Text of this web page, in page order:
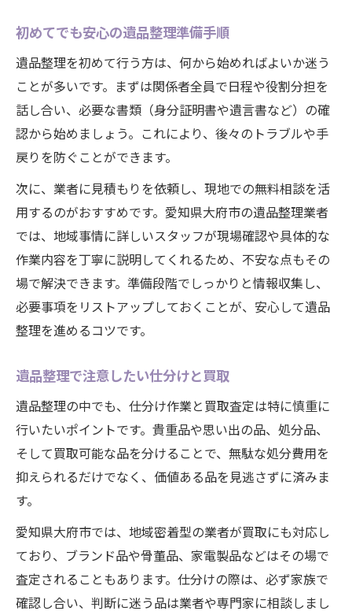
買取可能な遺品と不可な遺品の見極め
遺品整理の買取でトラブルを防ぐ方法
誰でもわかる遺品整理の全体像と準備方法
遺品整理の全体の流れをやさしく解説
遺品整理開始前に必要な準備リスト
遺品整理の仕分けと分別のコツ紹介
遺品整理後の査定・買取の基本知識
スムーズな遺品整理を叶える実践的なコツ
遺品整理の効率アップ術を徹底解説
遺品整理時の無駄を省く段取りの工夫
遺品整理で家族の負担を減らす方法
遺品整理で買取査定を活用するコツ
初めてでも安心の遺品整理準備手順
遺品整理を初めて行う方は、何から始めればよいか迷う
ことが多いです。まずは関係者全員で日程や役割分担を
話し合い、必要な書類（身分証明書や遺言書など）の確
認から始めましょう。これにより、後々のトラブルや手
戻りを防ぐことができます。
次に、業者に見積もりを依頼し、現地での無料相談を活
用するのがおすすめです。愛知県大府市の遺品整理業者
では、地域事情に詳しいスタッフが現場確認や具体的な
作業内容を丁寧に説明してくれるため、不安な点もその
場で解決できます。準備段階でしっかりと情報収集し、
必要事項をリストアップしておくことが、安心して遺品
整理を進めるコツです。
遺品整理で注意したい仕分けと買取
遺品整理の中でも、仕分け作業と買取査定は特に慎重に
行いたいポイントです。貴重品や思い出の品、処分品、
そして買取可能な品を分けることで、無駄な処分費用を
抑えられるだけでなく、価値ある品を見逃さずに済みま
す。
愛知県大府市では、地域密着型の業者が買取にも対応し
ており、ブランド品や骨董品、家電製品などはその場で
査定されることもあります。仕分けの際は、必ず家族で
確認し合い、判断に迷う品は業者や専門家に相談しまし